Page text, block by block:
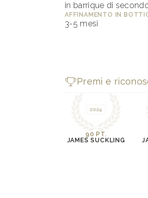
in barrique di
AFFINAMENTO IN
3-5 mesi
Premi e
2024
90 PT.
JAMES SUCKLING